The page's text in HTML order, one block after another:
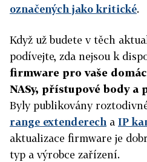
označených jako kritické.
Když už budete v těch
podívejte, zda nejsou k
firmware pro vaše
NASy, přístupové body a
Byly publikovány
range extenderech a IP
aktualizace firmware je
typ a výrobce zařízení.